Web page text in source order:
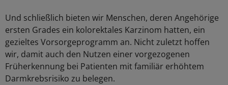
Und schließlich bieten wir Menschen, deren Angehörige
ersten Grades ein kolorektales Karzinom hatten, ein
gezieltes Vorsorgeprogramm an. Nicht zuletzt hoffen
wir, damit auch den Nutzen einer vorgezogenen
Früherkennung bei Patienten mit familiär erhöhtem
Darmkrebsrisiko zu belegen.